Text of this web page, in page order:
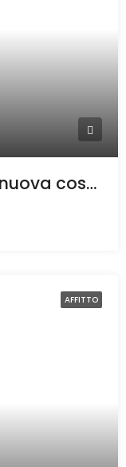
Ottime ville a schiera di nuova costruzione a Castellanza
AFFITTO